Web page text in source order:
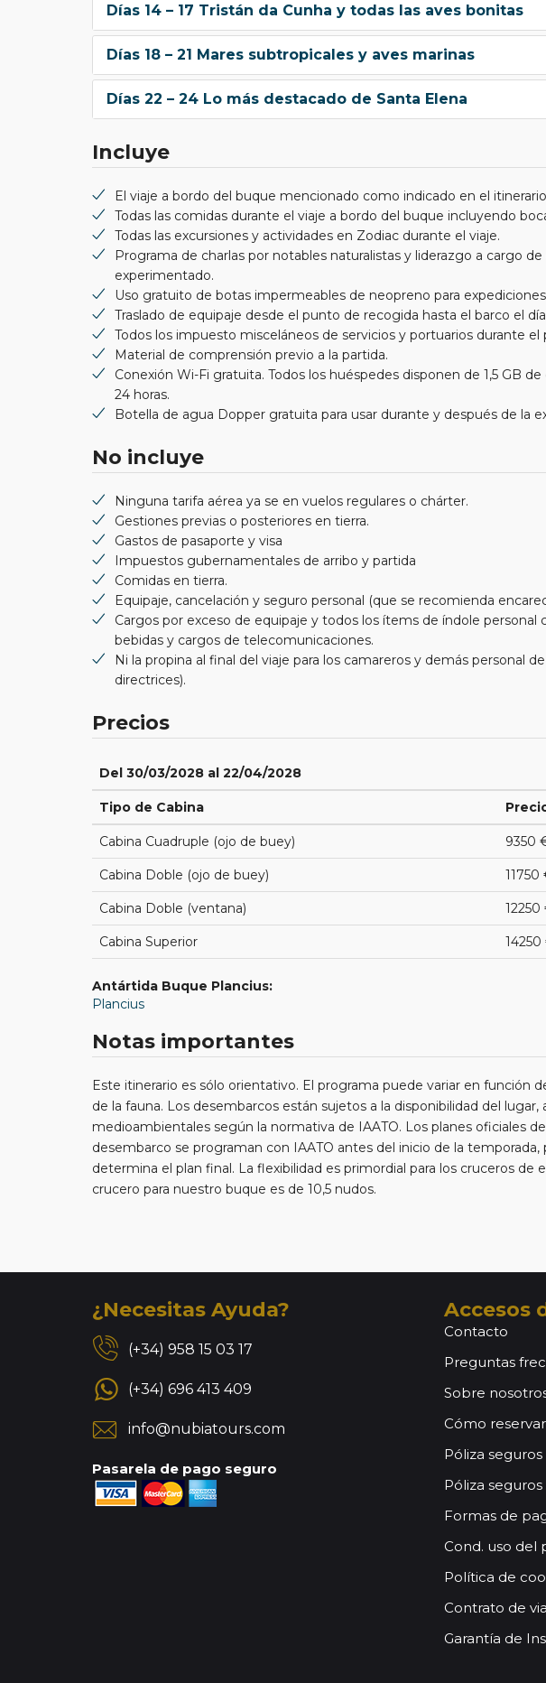
Días 14 – 17 Tristán da Cunha y todas las aves bonitas
Días 18 – 21 Mares subtropicales y aves marinas
Días 22 – 24 Lo más destacado de Santa Elena
Incluye
El viaje a bordo del buque mencionado como indicado en el
Todas las comidas durante el viaje a bordo del buque incluyendo
Todas las excursiones y actividades en Zodiac durante el viaje.
Programa de charlas por notables naturalistas y liderazgo a cargo
experimentado.
Uso gratuito de botas impermeables de neopreno para
Traslado de equipaje desde el punto de recogida hasta el barco el
Todos los impuesto misceláneos de servicios y portuarios durante el
Material de comprensión previo a la partida.
Conexión Wi-Fi gratuita. Todos los huéspedes disponen de 1,5 GB
24 horas.
Botella de agua Dopper gratuita para usar durante y después de la
No incluye
Ninguna tarifa aérea ya se en vuelos regulares o chárter.
Gestiones previas o posteriores en tierra.
Gastos de pasaporte y visa
Impuestos gubernamentales de arribo y partida
Comidas en tierra.
Equipaje, cancelación y seguro personal (que se recomienda
Cargos por exceso de equipaje y todos los ítems de índole personal
bebidas y cargos de telecomunicaciones.
Ni la propina al final del viaje para los camareros y demás personal
directrices).
Precios
Del 30/03/2028 al 22/04/2028
Tipo de Cabina
Cabina Cuadruple (ojo de buey) 9350
Cabina Doble (ojo de buey) 11750
Cabina Doble (ventana) 12250
Cabina Superior
Antártida Buque Plancius:
Plancius
Notas importantes
Este itinerario es sólo orientativo. El programa puede variar en función
de la fauna. Los desembarcos están sujetos a la disponibilidad del
medioambientales según la normativa de IAATO. Los planes oficiales
desembarco se programan con IAATO antes del inicio de la temporada,
determina el plan final. La flexibilidad es primordial para los cruceros de
crucero para nuestro buque es de 10,5 nudos.
¿Necesitas Ayuda?
(+34) 958 15 03 17
(+34) 696 413 409
info@nubiatours.com
Pasarela de pago seguro
Accesos
Contacto
Preguntas
Sobre
Cómo reservar
Póliza
Póliza
Formas de
Cond. uso del
Política de
Contrato de
Garantía de